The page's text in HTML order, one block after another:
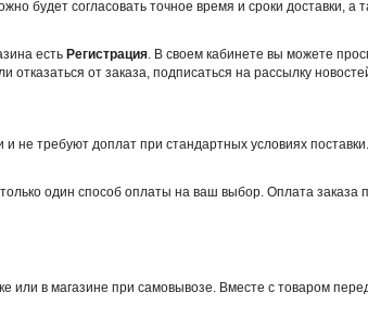
будет согласовать точное время и сроки доставки, а
есть Регистрация. В своем кабинете вы можете
отказаться от заказа, подписаться на рассылку
не требуют доплат при стандартных условиях
один способ оплаты на ваш выбор. Оплата заказа
или в магазине при самовывозе. Вместе с товаром